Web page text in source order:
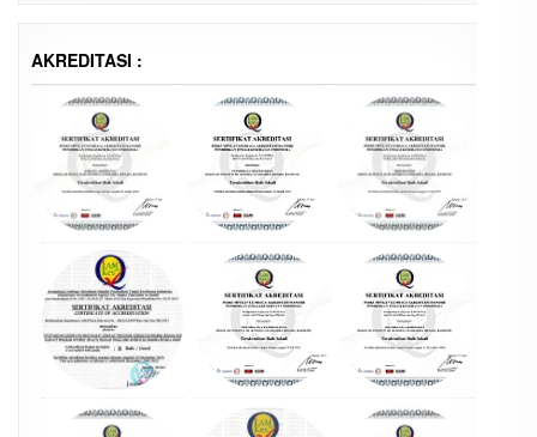
AKREDITASI :